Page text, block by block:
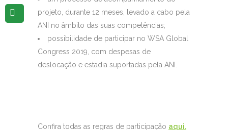
projeto, durante 12 meses, levado a cabo pela
ANI no âmbito das suas competências;
possibilidade de participar no WSA Global
Congress 2019, com despesas de
deslocação e estadia suportadas pela ANI.
Confira todas as regras de participação aqui.